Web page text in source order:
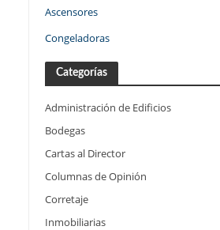
Ascensores
Congeladoras
Categorías
Administración de Edificios
Bodegas
Cartas al Director
Columnas de Opinión
Corretaje
Inmobiliarias